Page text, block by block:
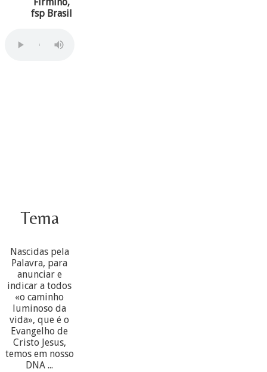
fsp Brasil
Tema
Nascidas pela
Palavra, para
anunciar e
indicar a todos
«o caminho
luminoso da
vida», que é o
Evangelho de
Cristo Jesus,
temos em nosso
DNA ...